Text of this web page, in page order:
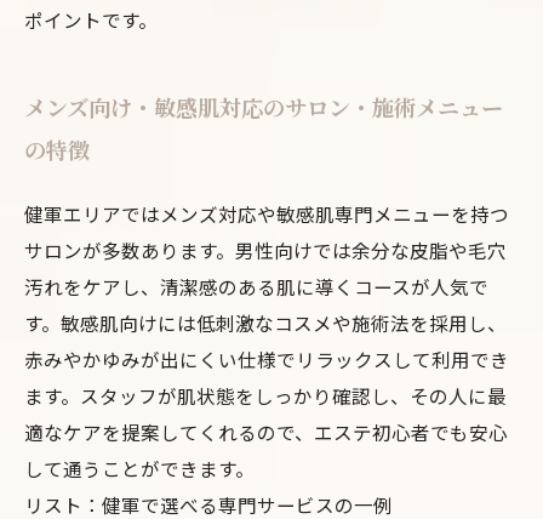
ポイントです。
メンズ向け・敏感肌対応のサロン・施術メニュー
の特徴
健軍エリアではメンズ対応や敏感肌専門メニューを持つ
サロンが多数あります。男性向けでは余分な皮脂や毛穴
汚れをケアし、清潔感のある肌に導くコースが人気で
す。敏感肌向けには低刺激なコスメや施術法を採用し、
赤みやかゆみが出にくい仕様でリラックスして利用でき
ます。スタッフが肌状態をしっかり確認し、その人に最
適なケアを提案してくれるので、エステ初心者でも安心
して通うことができます。
リスト：健軍で選べる専門サービスの一例